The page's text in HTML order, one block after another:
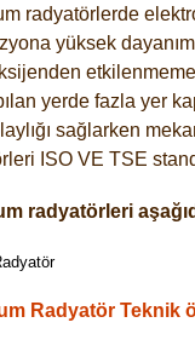
radyatörlerde
yüksek
yerde fazla yer
sağlarken
ISO VE TSE
radyatörleri
Radyatör Teknik